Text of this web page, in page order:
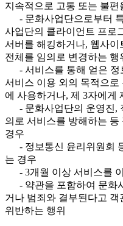
지속적으로 고통 또는 불편
- 문화사업단으로부터
사업단의 클라이언트 프로
서버를 해킹하거나, 웹사
전체를 임의로 변경하는 행
- 서비스를 통해 얻은 정
서비스 이용 외의 목적으로
에 사용하거나, 제 3자에게
- 문화사업단의 운영진,
의로 서비스를 방해하는
경우
- 정보통신 윤리위원회
는 경우
- 3개월 이상 서비스를
- 약관을 포함하여 문화
거나 범죄와 결부된다고
위반하는 행위